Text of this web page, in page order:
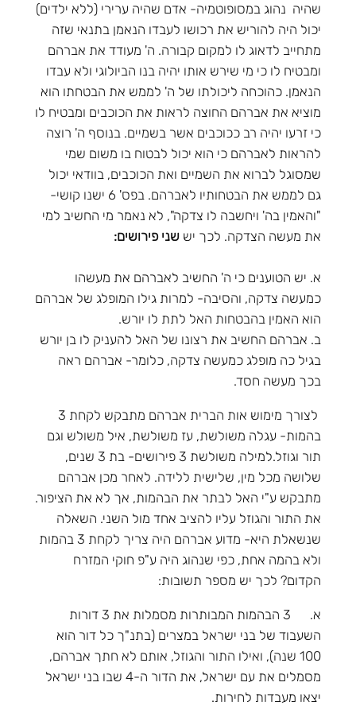
שהיה נהוג במסופוטמיה- אדם שהיה ערירי (ללא ילדים)
יכול היה להוריש את רכושו לעבדו הנאמן בתנאי שזה
מתחייב לדאוג לו למקום קבורה. ה' מעודד את אברהם
ומבטיח לו כי מי שירש אותו יהיה בנו הביולוגי ולא עבדו
הנאמן. כהוכחה ליכולתו של ה' לממש את הבטחתו הוא
מוציא את אברהם החוצה לראות את הכוכבים ומבטיח לו
כי זרעו יהיה רב ככוכבים אשר בשמיים. בנוסף ה' רוצה
להראות לאברהם כי הוא יכול לבטוח בו משום שמי
שמסוגל לברוא את השמיים ואת הכוכבים, בוודאי יכול
גם לממש את הבטחותיו לאברהם. בפס' 6 ישנו קושי-
"והאמין בה' ויחשבה לו צדקה", לא נאמר מי החשיב למי
את מעשה הצדקה. לכך יש שני פירושים:
א. יש הטוענים כי ה' החשיב לאברהם את מעשהו
כמעשה צדקה, והסיבה- למרות גילו המופלג של אברהם
הוא האמין בהבטחות האל לתת לו יורש.
ב. אברהם החשיב את רצונו של האל להעניק לו בן יורש
בגיל כה מופלג כמעשה צדקה, כלומר- אברהם ראה
בכך מעשה חסד.
לצורך מימוש אות הברית אברהם מתבקש לקחת 3
בהמות- עגלה משולשת, עז משולשת, איל משולש וגם
תור וגוזל.למילה משולשת 3 פירושים- בת 3 שנים,
שלושה מכל מין, שלישית ללידה. לאחר מכן אברהם
מתבקש ע"י האל לבתר את הבהמות, אך לא את הציפור.
את התור והגוזל עליו להציב אחד מול השני. השאלה
שנשאלת היא- מדוע אברהם היה צריך לקחת 3 בהמות
ולא בהמה אחת, כפי שנהוג היה ע"פ חוקי המזרח
הקדום? לכך יש מספר תשובות:
א. 3 הבהמות המבותרות מסמלות את 3 דורות
השעבוד של בני ישראל במצרים (בתנ"ך כל דור הוא
100 שנה), ואילו התור והגוזל, אותם לא חתך אברהם,
מסמלים את עם ישראל, את הדור ה-4 שבו בני ישראל
יצאו מעבדות לחירות.